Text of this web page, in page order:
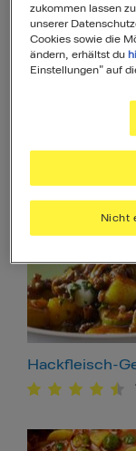
Hühner-Reis-
Hackfleisch-
zukommen lassen
unserer
Cookies sowie die
ändern, erhältst du
Einstellungen" auf
Nicht